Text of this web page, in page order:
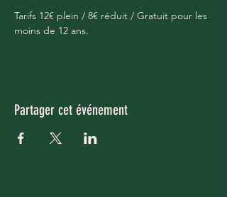
Tarifs 12€ plein / 8€ réduit / Gratuit pour les
moins de 12 ans.
Partager cet événement